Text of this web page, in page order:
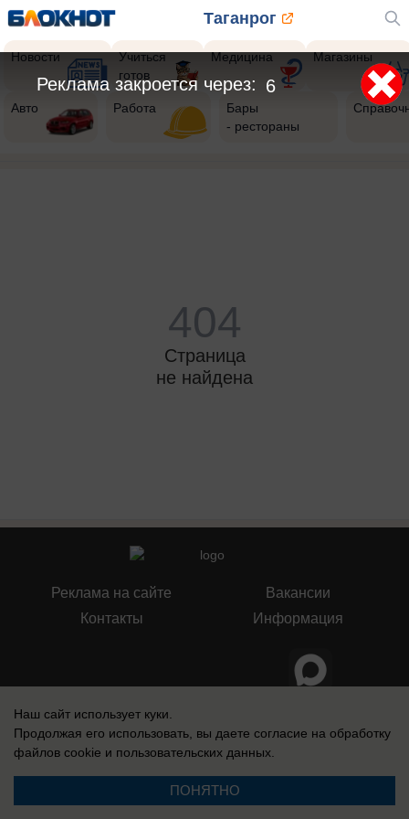
Таганрог
Новости
Учиться
готов
Медицина Магазины
Авто Работа
Бары
- рестораны
404
Страница
не найдена
Реклама на сайте
Контакты
Вакансии
Информация
Запись о регистрации СМИ: Эл № ФС 77-73438, выдано Федеральной
службой по надзору в сфере связи, информационных технологий и
массовых коммуникаций (Роскомнадзор) 17 августа 2018 г.
Наш сайт использует куки.
Продолжая его использовать, вы даете согласие на обработку
файлов cookie и пользовательских данных.
ПОНЯТНО
6
Реклама закроется через: